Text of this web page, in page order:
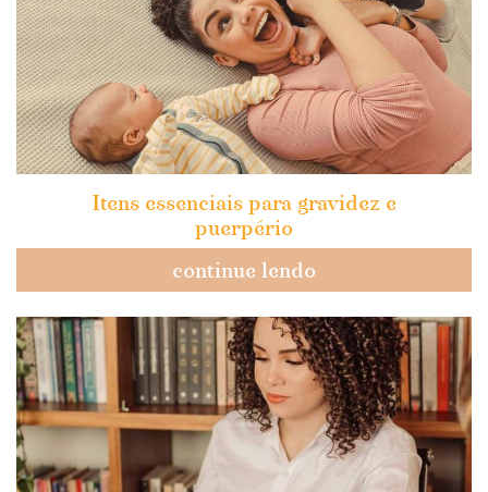
Itens essenciais para gravidez e
puerpério
continue lendo